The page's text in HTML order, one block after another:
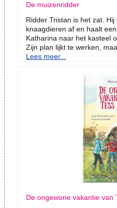
De muizenridder
Ridder Tristan is het zat.
knaagdieren af en haalt
Katharina naar het kasteel
Zijn plan lijkt te werken,
Lees meer...
De ongewone vakantie van